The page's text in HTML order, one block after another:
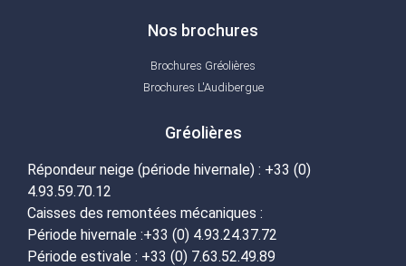
Nos brochures
Brochures Gréolières
Brochures L'Audibergue
Gréolières
Répondeur neige (période hivernale) : +33 (0)
4.93.59.70.12
Caisses des remontées mécaniques :
Période hivernale :+33 (0) 4.93.24.37.72
Période estivale : +33 (0) 7.63.52.49.89